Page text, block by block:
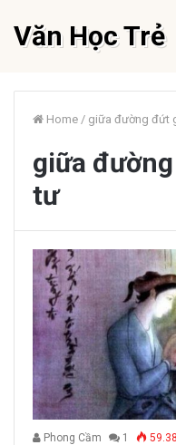
Văn Học Trẻ
Home / giữa đường đứt
giữa
tư
Phong Cầm 1